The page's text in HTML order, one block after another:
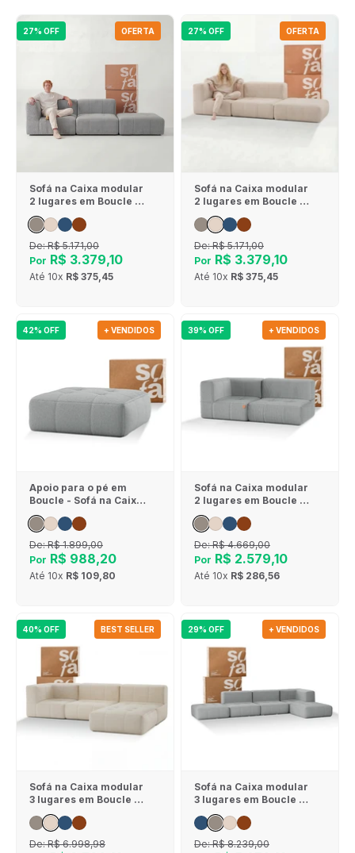
27% OFF OFERTA
Sofá na Caixa modular
2 lugares em Boucle - 1
Braço com Apoio de pé
- Cinza
De:R$ 5.171,00
Por R$ 3.379,10
Até 10x R$ 375,45
27% OFF OFERTA
Sofá na Caixa modular
2 lugares em Boucle - 1
Braço com Apoio de pé
- Linho
De:R$ 5.171,00
Por R$ 3.379,10
Até 10x R$ 375,45
42% OFF + VENDIDOS
Apoio para o pé em
Boucle - Sofá na Caixa
- Cinza
De:R$ 1.899,00
Por R$ 988,20
Até 10x R$ 109,80
39% OFF + VENDIDOS
Sofá na Caixa modular
2 lugares em Boucle - 1
De:R$ 4.669,00
Por R$ 2.579,10
Até 10x R$ 286,56
40% OFF BEST SELLER
Sofá na Caixa modular
3 lugares em Boucle - 1
Braço com Chaise -
Linho
De:R$ 6.998,98
29% OFF + VENDIDOS
Sofá na Caixa modular
3 lugares em Boucle - 1
Braço com 2 Chaises -
Cinza
De:R$ 8.239,00